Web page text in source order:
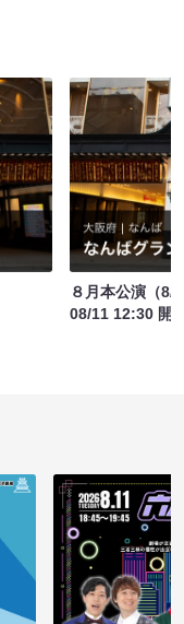
８月本公演（8/
08/11 12:30 開